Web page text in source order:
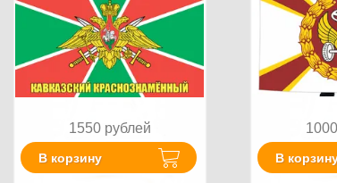
1550 рублей
В корзину
1000
В